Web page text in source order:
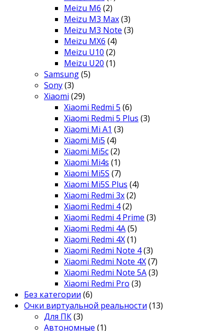
Meizu M6 (2)
Meizu M3 Max(3)
Meizu M3 Note (3)
Meizu MX6 (4)
Meizu U10 (2)
Meizu U20 (1)
Samsung(5)
Sony(3)
Xiaomi (29)
Xiaomi Redmi 5 (6)
Xiaomi Redmi 5 Plus (3)
Xiaomi Mi A1 (3)
Xiaomi Mi5 (4)
Xiaomi Mi5c(2)
Xiaomi Mi4s (1)
Xiaomi Mi5S (7)
Xiaomi Mi5S Plus (4)
Xiaomi Redmi 3x(2)
Xiaomi Redmi 4(2)
Xiaomi Redmi 4 Prime (3)
Xiaomi Redmi 4A(5)
Xiaomi Redmi 4X(1)
Xiaomi Redmi Note 4(3)
Xiaomi Redmi Note 4X(7)
Xiaomi Redmi Note 5A(3)
Xiaomi Redmi Pro (3)
Без категории (6)
Очки виртуальной реальности (13)
Для ПК(3)
Автономные (1)